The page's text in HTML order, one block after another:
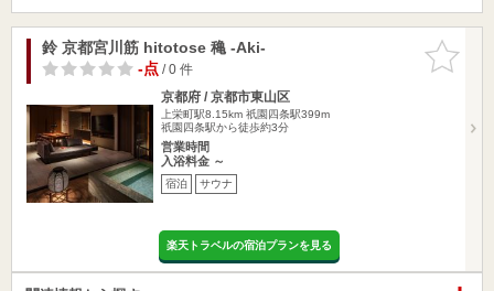
お気に入
りに追加
鈴 京都宮川筋 hitotose 穐 -Aki-
-点/ 0 件
京都府 / 京都市東山区
上栄町駅8.15km 祇園四条駅399m
祇園四条駅から徒歩約3分
営業時間
入浴料金 ～
宿泊 サウナ
楽天トラベルの宿泊プランを見る